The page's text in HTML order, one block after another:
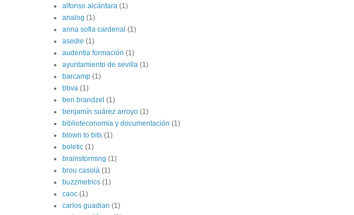
alfonso alcántara (1)
analog (1)
anna sofia cardenal (1)
asedie (1)
audentia formación (1)
ayuntamiento de sevilla (1)
barcamp (1)
bbva (1)
ben brandzel (1)
benjamín suárez arroyo (1)
biblioteconomia y documentación (1)
blown to bits (1)
boletic (1)
brainstorming (1)
brou casolà (1)
buzzmetrics (1)
caoc (1)
carlos guadian (1)